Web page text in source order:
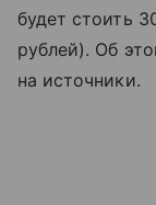
будет стоить
рублей). Об
на источники.